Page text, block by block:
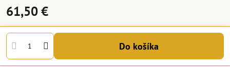
61,50 €
Do košíka